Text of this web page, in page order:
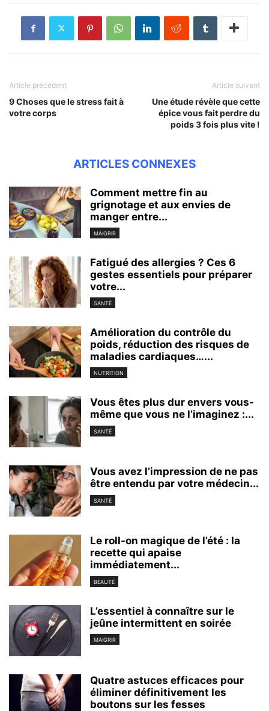
Article précédent
9 Choses que le stress fait à
votre corps
Article suivant
Une étude révèle que cette
épice vous fait perdre du
poids 3 fois plus vite !
ARTICLES CONNEXES
Comment mettre fin au
grignotage et aux envies de
manger entre...
MAIGRIR
Fatigué des allergies ? Ces 6
gestes essentiels pour préparer
votre...
SANTÉ
Amélioration du contrôle du
poids, réduction des risques de
maladies cardiaques…...
NUTRITION
Vous êtes plus dur envers vous-
même que vous ne l’imaginez :...
SANTÉ
Vous avez l’impression de ne pas
être entendu par votre médecin...
SANTÉ
Le roll-on magique de l’été : la
recette qui apaise
immédiatement...
BEAUTÉ
L’essentiel à connaître sur le
jeûne intermittent en soirée
MAIGRIR
Quatre astuces efficaces pour
éliminer définitivement les
boutons sur les fesses